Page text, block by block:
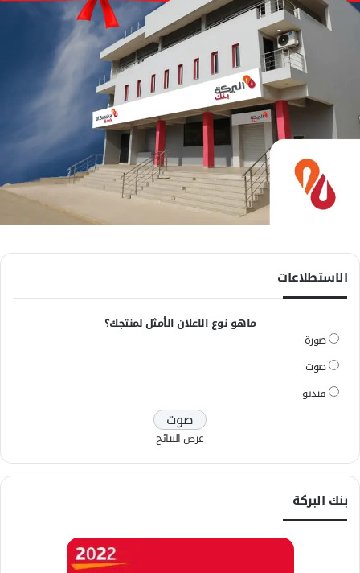
الاستطلاعات
ماهو نوع الاعلان الأمثل لمنتجك؟
صورة
صوت
فيديو
عرض النتائج
بنك البركة